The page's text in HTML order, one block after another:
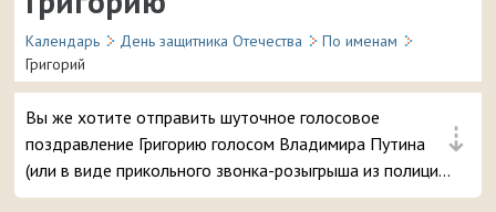
Календарь День защитника Отечества
По именам
Григорий
⇣
Вы же хотите отправить шуточное голосовое
поздравление Григорию голосом Владимира Путина
(или в виде прикольного звонка-розыгрыша из полиции)
на телефон в День защитника Отечества? 😘 Будьте